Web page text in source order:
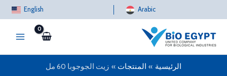
إلى
English Arabic
الرئيسية المنتجات زيت الجوجوبا 60 مل